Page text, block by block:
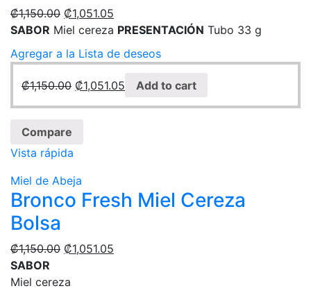
₡1,150.00 ₡1,051.05
SABOR Miel cereza PRESENTACIÓN Tubo 33 g
Agregar a la Lista de deseos
₡1,150.00 ₡1,051.05 Add to cart
Compare
Vista rápida
Miel de Abeja
Bronco Fresh Miel Cereza
Bolsa
₡1,150.00 ₡1,051.05
SABOR
Miel cereza